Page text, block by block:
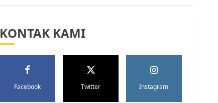
KONTAK KAMI
Facebook Twitter Instagram